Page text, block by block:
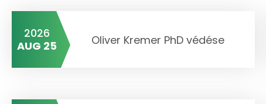
2026
AUG 25
Oliver Kremer PhD védése